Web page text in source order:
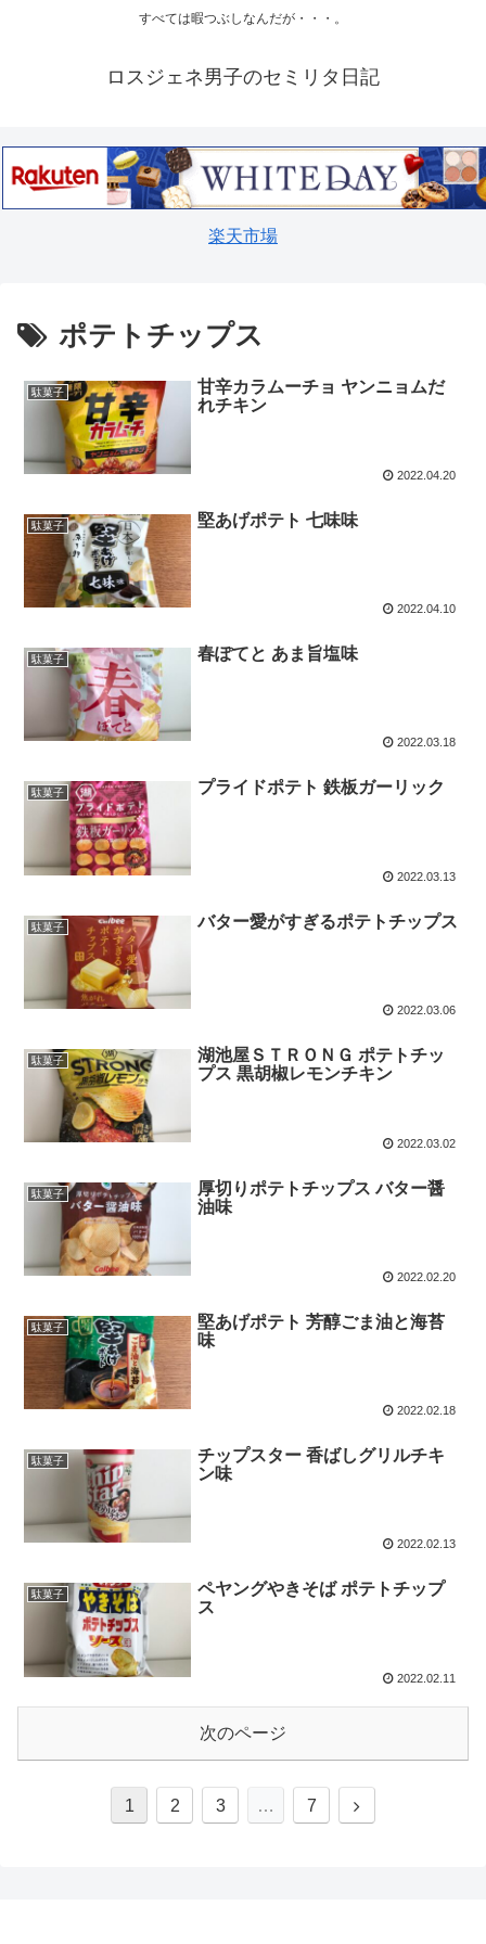
すべては暇つぶしなんだが・・・。
ロスジェネ男子のセミリタ日記
楽天市場
ポテトチップス
駄菓子
甘辛カラムーチョ ヤンニョムだ
れチキン
2022.04.20
駄菓子 堅あげポテト 七味味
2022.04.10
駄菓子 春ぽてと あま旨塩味
2022.03.18
駄菓子 プライドポテト 鉄板ガーリック
2022.03.13
駄菓子 バター愛がすぎるポテトチップス
2022.03.06
駄菓子
湖池屋ＳＴＲＯＮＧ ポテトチッ
プス 黒胡椒レモンチキン
2022.03.02
駄菓子
厚切りポテトチップス バター醤
油味
2022.02.20
駄菓子
堅あげポテト 芳醇ごま油と海苔
味
2022.02.18
駄菓子
チップスター 香ばしグリルチキ
ン味
2022.02.13
駄菓子
ペヤングやきそば ポテトチップ
ス
2022.02.11
次のページ
1 2 3 … 7